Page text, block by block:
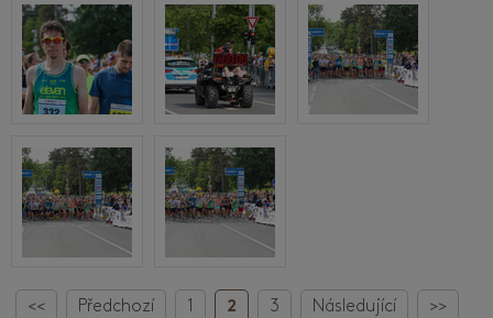
<< Předchozí 1 2 3 Následující >>